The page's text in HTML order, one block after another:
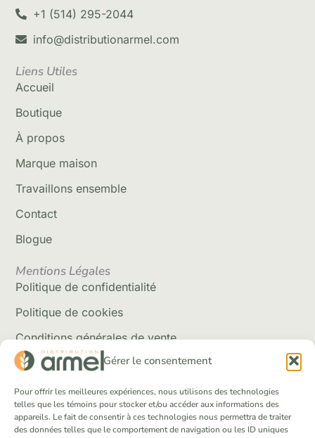
Gérer le consentement
Pour offrir les meilleures expériences, nous utilisons des technologies
telles que les témoins pour stocker et/ou accéder aux informations des
appareils. Le fait de consentir à ces technologies nous permettra de traiter
des données telles que le comportement de navigation ou les ID uniques
+1 (514) 295-2044
info@distributionarmel.com
Liens Utiles
Accueil
Boutique
À propos
Marque maison
Travaillons ensemble
Contact
Blogue
Mentions Légales
Politique de confidentialité
Politique de cookies
Conditions générales de vente
Politique de livraison
Retour et rembousement
Réseaux Sociaux